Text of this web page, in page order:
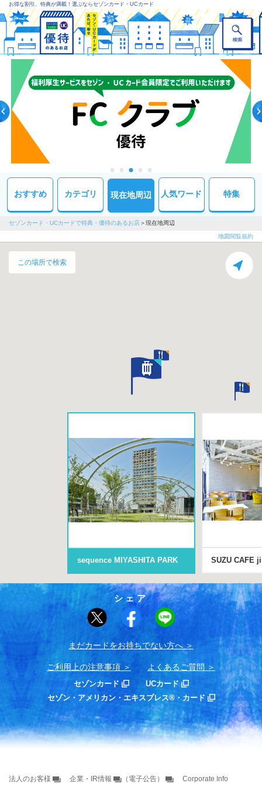
お得な割引、特典が満載！選ぶならセゾンカード・UCカード
おすすめ カテゴリ 現在地周辺 人気ワード 特集
セゾンカード・UCカードで特典・優待のあるお店 現在地周辺
地図閲覧規約
この場所で検索
sequence MIYASHITA PARK SUZU CAFE
シェア
まだカードをお持ちでない⽅へ
ご利用上の注意事項 よくあるご質問
セゾンカード
UCカード
セゾン・アメリカン・エキスプレス®・カード
法人のお客様 企業・IR情報 （電子公告） Corporate Info